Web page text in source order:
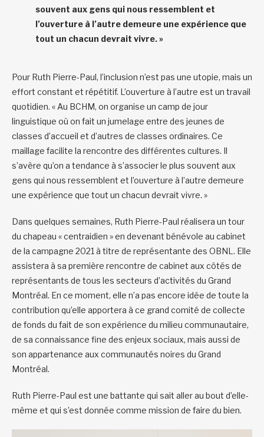
souvent aux gens qui nous ressemblent et
l’ouverture à l’autre demeure une expérience que
tout un chacun devrait vivre. »
Pour Ruth Pierre-Paul, l’inclusion n’est pas une utopie, mais un
effort constant et répétitif. L’ouverture à l’autre est un travail
quotidien. « Au BCHM, on organise un camp de jour
linguistique où on fait un jumelage entre des jeunes de
classes d’accueil et d’autres de classes ordinaires. Ce
maillage facilite la rencontre des différentes cultures. Il
s’avère qu’on a tendance à s’associer le plus souvent aux
gens qui nous ressemblent et l’ouverture à l’autre demeure
une expérience que tout un chacun devrait vivre. »
Dans quelques semaines, Ruth Pierre-Paul réalisera un tour
du chapeau « centraidien » en devenant bénévole au cabinet
de la campagne 2021 à titre de représentante des OBNL. Elle
assistera à sa première rencontre de cabinet aux côtés de
représentants de tous les secteurs d’activités du Grand
Montréal. En ce moment, elle n’a pas encore idée de toute la
contribution qu’elle apportera à ce grand comité de collecte
de fonds du fait de son expérience du milieu communautaire,
de sa connaissance fine des enjeux sociaux, mais aussi de
son appartenance aux communautés noires du Grand
Montréal.
Ruth Pierre-Paul est une battante qui sait aller au bout d’elle-
même et qui s’est donnée comme mission de faire du bien.